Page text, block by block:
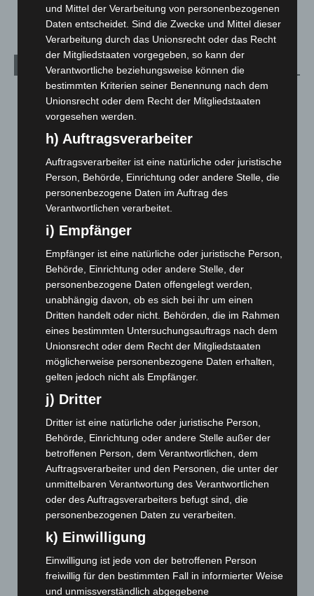
1.271
Archiv
August 2026
(14)
Juli 2026(73)
Juni 2026(139)
Mai 2026(99)
April 2026(99)
März 2026(115)
Februar 2026
(109)
Januar 2026
(122)
Dezember 2025(103)
November 2025(114)
Oktober 2025(112)
September 2025(93)
August 2025(90)
Juli 2025(90)
Mai 2025
April 2025
(88)
März 2025(111)
Februar 2025(96)
Januar 2025(88)
Dezember 2024(89)
November 2024(94)
Oktober 2024(93)
September 2024(112)
und Mittel der Verarbeitung von personenbezogenen
Daten entscheidet. Sind die Zwecke und Mittel dieser
Verarbeitung durch das Unionsrecht oder das Recht
der Mitgliedstaaten vorgegeben, so kann der
Verantwortliche beziehungsweise können die
bestimmten Kriterien seiner Benennung nach dem
Unionsrecht oder dem Recht der Mitgliedstaaten
vorgesehen werden.
h) Auftragsverarbeiter
Auftragsverarbeiter ist eine natürliche oder juristische
Person, Behörde, Einrichtung oder andere Stelle, die
personenbezogene Daten im Auftrag des
Verantwortlichen verarbeitet.
i) Empfänger
Empfänger ist eine natürliche oder juristische Person,
Behörde, Einrichtung oder andere Stelle, der
personenbezogene Daten offengelegt werden,
unabhängig davon, ob es sich bei ihr um einen
Dritten handelt oder nicht. Behörden, die im Rahmen
eines bestimmten Untersuchungsauftrags nach dem
Unionsrecht oder dem Recht der Mitgliedstaaten
möglicherweise personenbezogene Daten erhalten,
gelten jedoch nicht als Empfänger.
j) Dritter
Dritter ist eine natürliche oder juristische Person,
Behörde, Einrichtung oder andere Stelle außer der
betroffenen Person, dem Verantwortlichen, dem
Auftragsverarbeiter und den Personen, die unter der
unmittelbaren Verantwortung des Verantwortlichen
oder des Auftragsverarbeiters befugt sind, die
personenbezogenen Daten zu verarbeiten.
k) Einwilligung
Einwilligung ist jede von der betroffenen Person
freiwillig für den bestimmten Fall in informierter Weise
und unmissverständlich abgegebene